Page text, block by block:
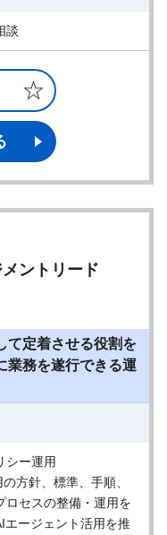
談
ントリード
て定着させる役割を
業務を遂行できる運
シー運用
方針、標準、手順、
ロセスの整備・運用を
エージェント活用を推